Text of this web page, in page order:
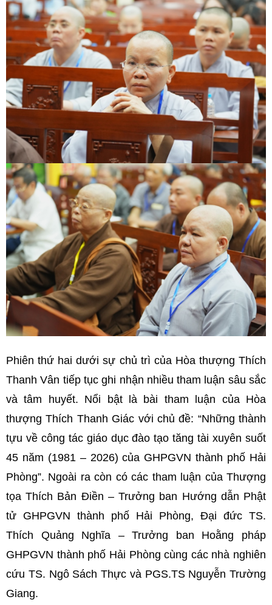
Phiên thứ hai dưới sự chủ trì của Hòa thượng Thích
Thanh Vân tiếp tục ghi nhận nhiều tham luận sâu sắc
và tâm huyết. Nổi bật là bài tham luận của Hòa
thượng Thích Thanh Giác với chủ đề: “Những thành
tựu về công tác giáo dục đào tạo tăng tài xuyên suốt
45 năm (1981 – 2026) của GHPGVN thành phố Hải
Phòng”. Ngoài ra còn có các tham luận của Thượng
tọa Thích Bản Điền – Trưởng ban Hướng dẫn Phật
tử GHPGVN thành phố Hải Phòng, Đại đức TS.
Thích Quảng Nghĩa – Trưởng ban Hoằng pháp
GHPGVN thành phố Hải Phòng cùng các nhà nghiên
cứu TS. Ngô Sách Thực và PGS.TS Nguyễn Trường
Giang.